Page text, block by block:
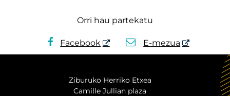
Orri hau partekatu
Facebook E-mezua
Ziburuko Herriko Etxea
Camille Jullian plaza